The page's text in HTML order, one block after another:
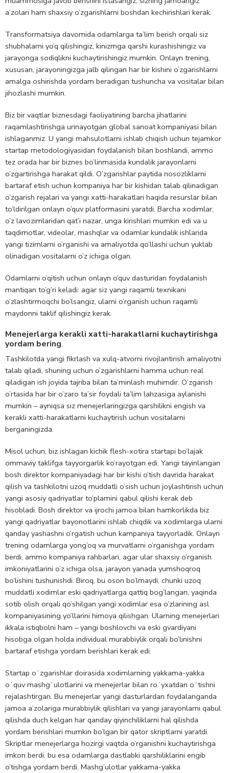
a’zolari ham shaxsiy o’zgarishlarni boshdan kechirishlari kerak.
Transformatsiya davomida odamlarga ta’lim berish orqali siz
shubhalarni yo’q qilishingiz, kinizmga qarshi kurashishingiz va
jarayonga sodiqlikni kuchaytirishingiz mumkin. Onlayn trening,
xususan, jarayoningizga jalb qilingan har bir kishini o’zgarishlarni
amalga oshirishda yordam beradigan tushuncha va vositalar bilan
jihozlashi mumkin.
Biz bir vaqtlar biznesdagi faoliyatining barcha jihatlarini
raqamlashtirishga urinayotgan global sanoat kompaniyasi bilan
ishlaganmiz. U yangi mahsulotlarni ishlab chiqish uchun tejamkor
startap metodologiyasidan foydalanish bilan boshlandi, ammo
tez orada har bir biznes bo’linmasida kundalik jarayonlarni
o’zgartirishga harakat qildi. O’zgarishlar paytida nosozliklarni
bartaraf etish uchun kompaniya har bir kishidan talab qilinadigan
o’zgarish rejalari va yangi xatti-harakatlari haqida resurslar bilan
to’ldirilgan onlayn o’quv platformasini yaratdi. Barcha xodimlar,
o’z lavozimlaridan qat’i nazar, unga kirishlari mumkin edi va u
taqdimotlar, videolar, mashqlar va odamlar kundalik ishlarida
yangi tizimlarni o’rganishi va amaliyotda qo’llashi uchun yuklab
olinadigan vositalarni o’z ichiga olgan.
Odamlarni o’qitish uchun onlayn o’quv dasturidan foydalanish
mantiqan to’g’ri keladi: agar siz yangi raqamli texnikani
o’zlashtirmoqchi bo’lsangiz, ularni o’rganish uchun raqamli
maydonni taklif qilishingiz kerak.
Menejerlarga kerakli xatti-harakatlarni kuchaytirishga
yordam bering
Tashkilotda yangi fikrlash va xulq-atvorni rivojlantirish amaliyotni
talab qiladi, shuning uchun o’zgarishlarni hamma uchun real
qiladigan ish joyida tajriba bilan ta’minlash muhimdir. O’zgarish
o’rtasida har bir o’zaro ta’sir foydali ta’lim lahzasiga aylanishi
mumkin – ayniqsa siz menejerlaringizga qarshilikni engish va
kerakli xatti-harakatlarni kuchaytirish uchun vositalarni
berganingizda.
Misol uchun, biz ishlagan kichik flesh-xotira startapi bo’lajak
ommaviy taklifga tayyorgarlik ko’rayotgan edi. Yangi tayinlangan
bosh direktor kompaniyadagi har bir kishi o’tish davrida harakat
qilish va tashkilotni uzoq muddatli o’sish uchun joylashtirish uchun
yangi asosiy qadriyatlar to’plamini qabul qilishi kerak deb
hisobladi. Bosh direktor va ijrochi jamoa bilan hamkorlikda biz
yangi qadriyatlar bayonotlarini ishlab chiqdik va xodimlarga ularni
qanday yashashni o’rgatish uchun kampaniya tayyorladik. Onlayn
trening odamlarga yong’oq va murvatlarni o’rganishga yordam
berdi, ammo kompaniya rahbarlari, agar ular shaxsiy o’rganish
imkoniyatlarini o’z ichiga olsa, jarayon yanada yumshoqroq
bo’lishini tushunishdi. Biroq, bu oson bo’lmaydi, chunki uzoq
muddatli xodimlar eski qadriyatlarga qattiq bog’langan, yaqinda
sotib olish orqali qo’shilgan yangi xodimlar esa o’zlarining asl
kompaniyasining yo’llarini himoya qilishgan. Ularning menejerlari
ikkala istiqbolni ham – yangi boshlovchi va eski gvardiyani
hisobga olgan holda individual murabbiylik orqali bo’linishni
bartaraf etishga yordam berishlari kerak edi.
Startap oʻzgarishlar doirasida xodimlarning yakkama-yakka
oʻquv mashgʻulotlarini va menejerlar bilan roʻyxatdan oʻtishni
rejalashtirgan. Bu menejerlar yangi dasturlardan foydalanganda
jamoa a’zolariga murabbiylik qilishlari va yangi jarayonlarni qabul
qilishda duch kelgan har qanday qiyinchiliklarni hal qilishda
yordam berishlari mumkin bo’lgan bir qator skriptlarni yaratdi.
Skriptlar menejerlarga hozirgi vaqtda o’rganishni kuchaytirishga
imkon berdi, bu esa odamlarga dastlabki qarshiliklarini engib
o’tishga yordam berdi. Mashg’ulotlar yakkama-yakka